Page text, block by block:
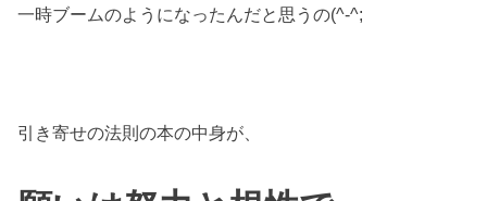
一時ブームのようになったんだと思うの(^-^;
引き寄せの法則の本の中身が、